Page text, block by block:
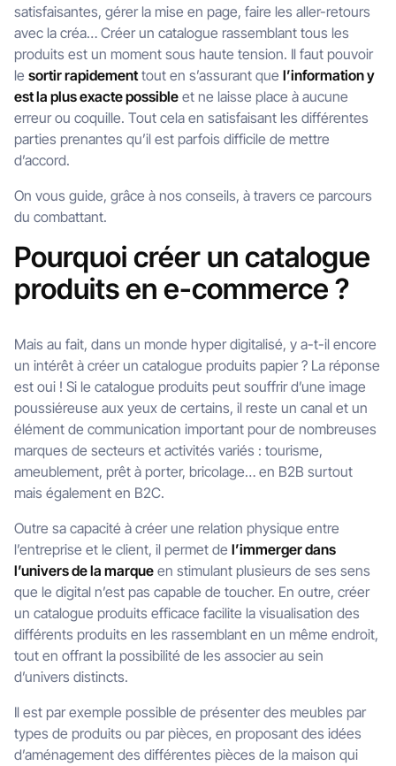
satisfaisantes, gérer la mise en page, faire les aller-retours
avec la créa… Créer un catalogue rassemblant tous les
produits est un moment sous haute tension. Il faut pouvoir
le sortir rapidementtout en s’assurant que l’information y
est la plus exacte possible et ne laisse place à aucune
erreur ou coquille. Tout cela en satisfaisant les différentes
parties prenantes qu’il est parfois difficile de mettre
d’accord.
On vous guide, grâce à nos conseils, à travers ce parcours
du combattant.
Pourquoi créer un catalogue
produits en e-commerce ?
Mais au fait, dans un monde hyper digitalisé, y a-t-il encore
un intérêt à créer un catalogue produits papier ? La réponse
est oui ! Si le catalogue produits peut souffrir d’une image
poussiéreuse aux yeux de certains, il reste un canal et un
élément de communication important pour de nombreuses
marques de secteurs et activités variés : tourisme,
ameublement, prêt à porter, bricolage… en B2B surtout
mais également en B2C.
Outre sa capacité à créer une relation physique entre
l’entreprise et le client, il permet de l’immerger dans
l’univers de la marque en stimulant plusieurs de ses sens
que le digital n’est pas capable de toucher. En outre, créer
un catalogue produits efficace facilite la visualisation des
différents produits en les rassemblant en un même endroit,
tout en offrant la possibilité de les associer au sein
d’univers distincts.
Il est par exemple possible de présenter des meubles par
types de produits ou par pièces, en proposant des idées
d’aménagement des différentes pièces de la maison qui